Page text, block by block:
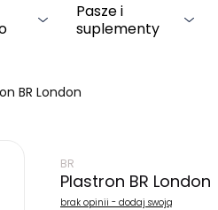
Pasze i
suplementy
BR London
BR
Plastron BR London
brak opinii - dodaj swoją